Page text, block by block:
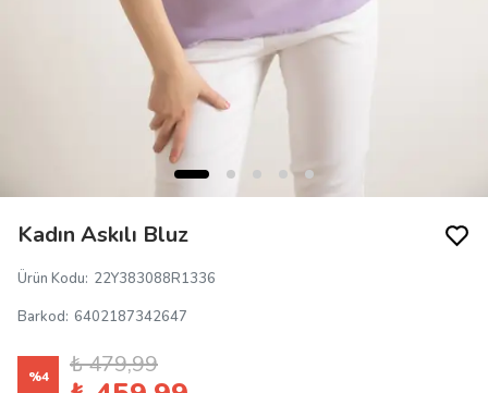
Kadın Askılı Bluz
Ürün Kodu: 22Y383088R1336
Barkod: 6402187342647
%4 ₺ 479,99